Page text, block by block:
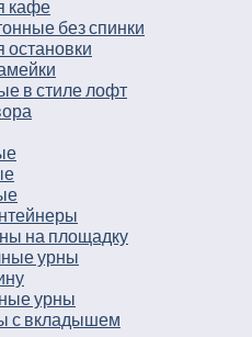
кафе
без спинки
остановки
в стиле лофт
на площадку
урны
урны
с вкладышем